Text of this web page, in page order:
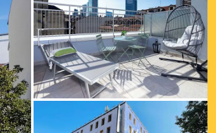
von Expedia